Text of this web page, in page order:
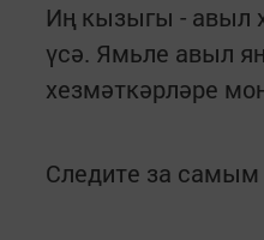
Иң кызыгы - авыл
үсә. Ямьле авыл
хезмәткәрләре
Следите за